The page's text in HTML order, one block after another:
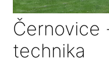
Černovice
technika